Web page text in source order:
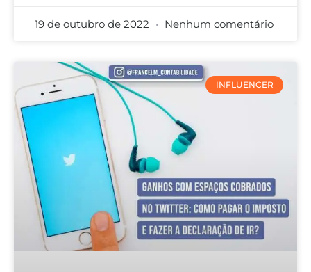
19 de outubro de 2022 Nenhum comentário
INFLUENCER